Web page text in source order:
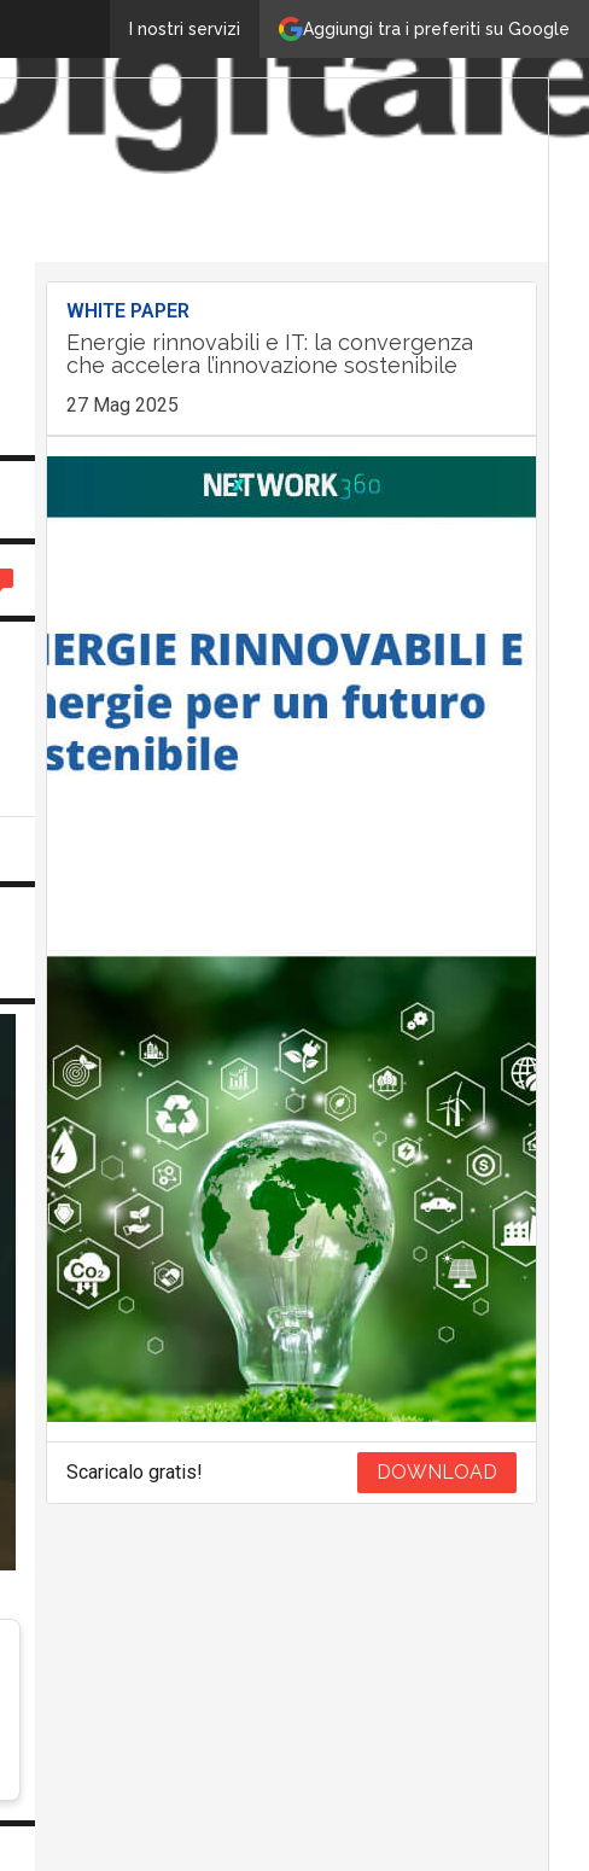
Aggiungi tra i preferiti su Google
I nostri servizi
WHITE PAPER
Energie rinnovabili e IT: la convergenza
che accelera l’innovazione sostenibile
27 Mag 2025
Scaricalo gratis! DOWNLOAD